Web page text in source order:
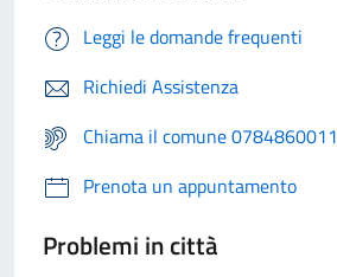
Leggi le domande frequenti
Richiedi Assistenza
Chiama il comune 0784860011
Prenota un appuntamento
Problemi in città